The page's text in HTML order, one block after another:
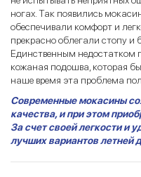
ногах. Так появились
обеспечивали комфорт и
прекрасно облегали стопу и
Единственным недостатком
кожаная подошва, которая
наше время эта проблема
Современные мокасины
качества, и при этом
За счет своей легкости и
лучших вариантов летней